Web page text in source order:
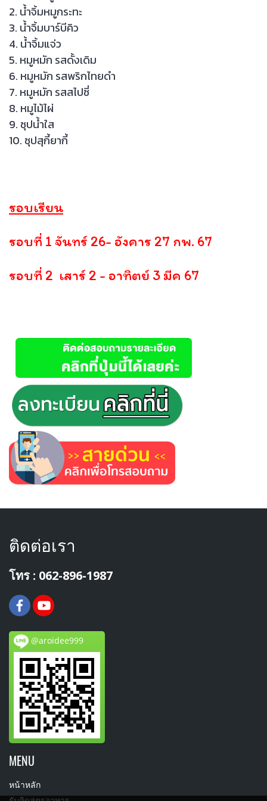
2. น้ำจิ้มหมูกระทะ
3. น้ำจิ้มบาร์บีคิว
4. น้ำจิ้มแจ่ว
5. หมูหมัก รสดั้งเดิม
6. หมูหมัก รสพริกไทยดำ
7. หมูหมัก รสสไปซี่
8. หมูไม้ไผ่
9. ซุปน้ำใส
10. ซุปสุกี้ยากี้
รอบเรียน
รอบที่ 1 จันทร์ 26- อังคาร 27 กพ. 67
รอบที่ 2 เสาร์ 2 - อาทิตย์ 3 มีค 67
ติดต่อเรา
โทร : 062-896-1987
@aroidee999
MENU
หน้าหลัก